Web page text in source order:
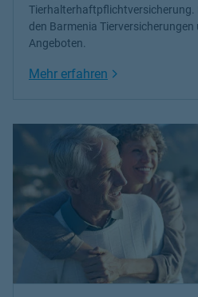
Tierhalterhaftpflichtversicherung.
den Barmenia
Angeboten.
Mehr erfahren Link Opens in